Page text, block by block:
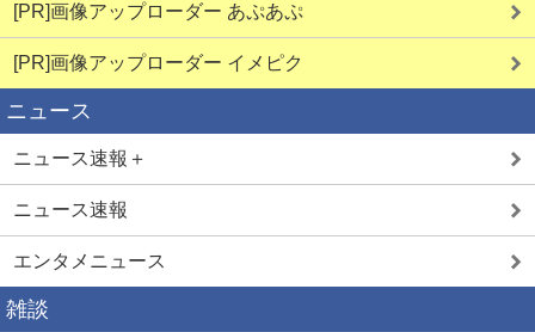
熟女と即ヤリ
[PR]画像アップローダー あぷあぷ
[PR]画像アップローダー イメピク
ニュース
ニュース速報＋
ニュース速報
エンタメニュース
雑談